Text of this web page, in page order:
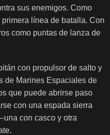
sus enemigos. Como
línea de batalla. Con
como puntas de lanza de
con propulsor de salto y
de Marines Espaciales de
que puede abrirse paso
con una espada sierra
con casco y otra